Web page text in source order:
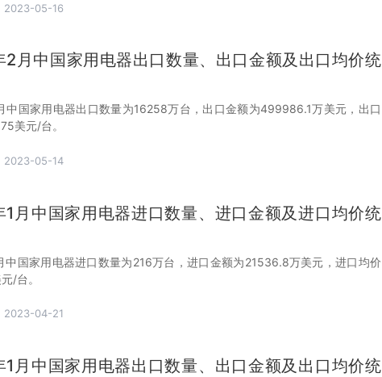
2023-05-16
月中国家用电器出口数量、出口金额及出口均价统
中国家用电器出口数量为16258万台，出口金额为499986.1万美元，出口
美元/台。
2023-05-14
月中国家用电器进口数量、进口金额及进口均价统
中国家用电器进口数量为216万台，进口金额为21536.8万美元，进口均价
/台。
2023-04-21
月中国家用电器出口数量、出口金额及出口均价统